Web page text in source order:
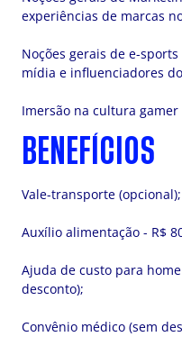
experiências de marcas
Noções gerais de e-
mídia e influenciadores
Imersão na cultura gamer
BENEFÍCIOS
Vale-transporte (opcional);
Auxílio alimentação - R$
Ajuda de custo para
desconto);
Convênio médico (sem